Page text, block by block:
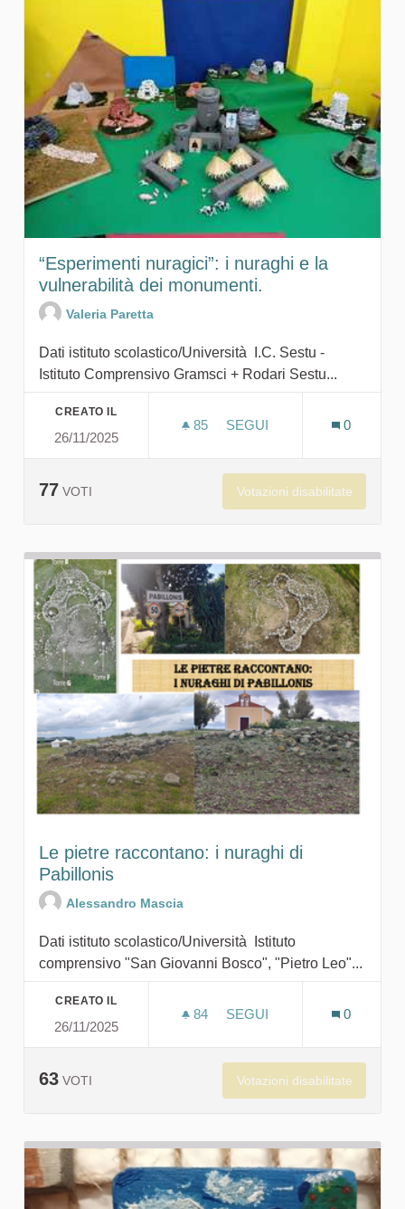
“Esperimenti nuragici”: i nuraghi e la
vulnerabilità dei monumenti.
Valeria Paretta
Dati istituto scolastico/Università I.C. Sestu -
Istituto Comprensivo Gramsci + Rodari Sestu...
CREATO IL
26/11/2025
85 85 SOSTENITORI
SEGUI
0
77 VOTI Votazioni disabilitate
Le pietre raccontano: i nuraghi di
Pabillonis
Alessandro Mascia
Dati istituto scolastico/Università Istituto
comprensivo "San Giovanni Bosco", "Pietro Leo"...
CREATO IL
26/11/2025
84 84 SOSTENITORI
SEGUI
0
63 VOTI Votazioni disabilitate